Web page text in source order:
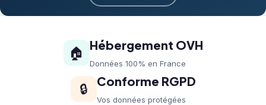
🏠
Hébergement OVH
Données 100% en France
🔒
Conforme RGPD
Vos données protégées